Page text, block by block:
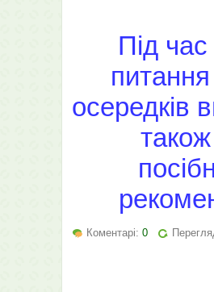
Під
осередків
Коментарі: 0